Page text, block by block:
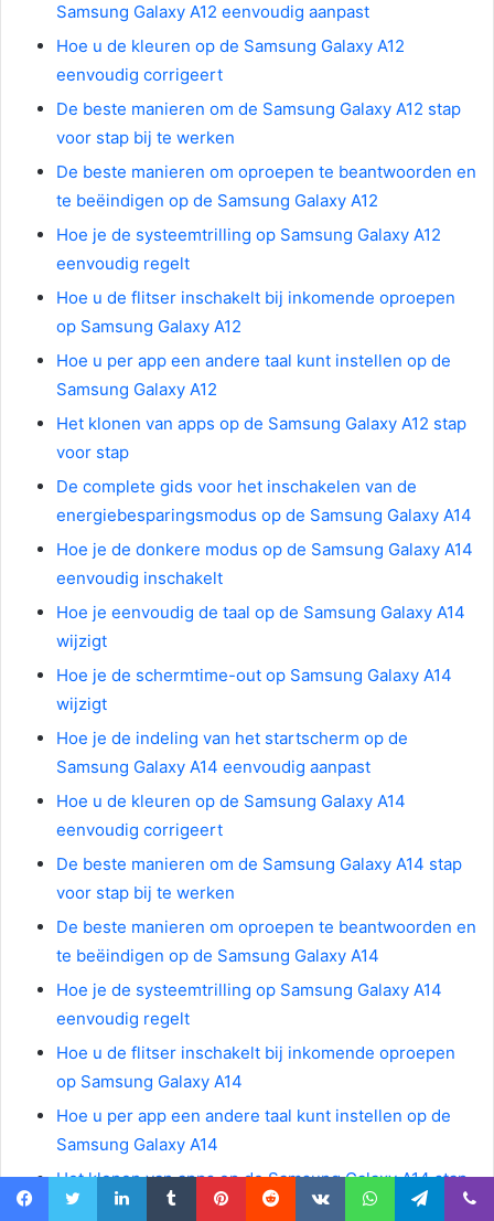
Samsung Galaxy A12 eenvoudig aanpast
Hoe u de kleuren op de Samsung Galaxy A12
eenvoudig corrigeert
De beste manieren om de Samsung Galaxy A12 stap
voor stap bij te werken
De beste manieren om oproepen te beantwoorden en
te beëindigen op de Samsung Galaxy A12
Hoe je de systeemtrilling op Samsung Galaxy A12
eenvoudig regelt
Hoe u de flitser inschakelt bij inkomende oproepen
op Samsung Galaxy A12
Hoe u per app een andere taal kunt instellen op de
Samsung Galaxy A12
Het klonen van apps op de Samsung Galaxy A12 stap
voor stap
De complete gids voor het inschakelen van de
energiebesparingsmodus op de Samsung Galaxy A14
Hoe je de donkere modus op de Samsung Galaxy A14
eenvoudig inschakelt
Hoe je eenvoudig de taal op de Samsung Galaxy A14
wijzigt
Hoe je de schermtime-out op Samsung Galaxy A14
wijzigt
Hoe je de indeling van het startscherm op de
Samsung Galaxy A14 eenvoudig aanpast
Hoe u de kleuren op de Samsung Galaxy A14
eenvoudig corrigeert
De beste manieren om de Samsung Galaxy A14 stap
voor stap bij te werken
De beste manieren om oproepen te beantwoorden en
te beëindigen op de Samsung Galaxy A14
Hoe je de systeemtrilling op Samsung Galaxy A14
eenvoudig regelt
Hoe u de flitser inschakelt bij inkomende oproepen
op Samsung Galaxy A14
Hoe u per app een andere taal kunt instellen op de
Samsung Galaxy A14
Het klonen van apps op de Samsung Galaxy A14 stap
voor stap